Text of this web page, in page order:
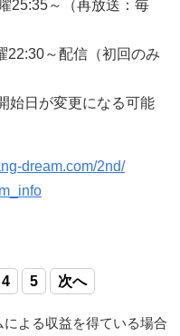
25:35～（再放送：毎
22:30～配信（初回のみ
始日が変更になる可能
dream.com/2nd/
4 5 次へ
よる収益を得ている場合